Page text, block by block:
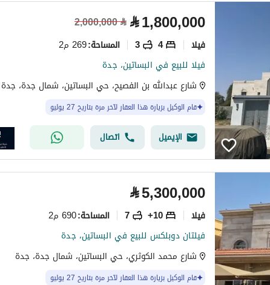
⃁1,800,000
⃁
2,000,000
فیلا 4
3 المساحة:269 م2
فيلا للبيع في البساتين، جدة
شارع عبدالله بن الفصيح، حي البساتين، شمال جدة، جدة
قام الوكيل بزيارة هذا العقار لآخر مرة بتاريخ 27 يوليو
الإيميل اتصال
⃁5,300,000
فیلا 10+
7 المساحة:690 م2
فيلتان دوبلكس للبيع في البساتين، جدة
شارع محمد الكوثري، حي البساتين، شمال جدة، جدة
قام الوكيل بزيارة هذا العقار لآخر مرة بتاريخ 27 يوليو